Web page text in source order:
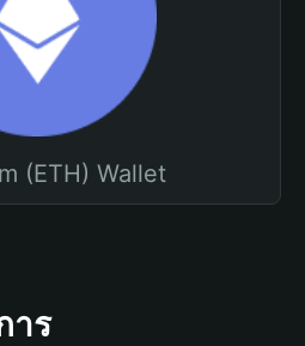
(ETH) Wallet
าร